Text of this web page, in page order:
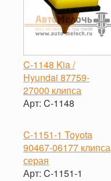
C-1148 Kia /
Hyundai 87759-
27000 клипса
Арт: C-1148
C-1151-1 Toyota
90467-06177 клипса
серая
Арт: C-1151-1